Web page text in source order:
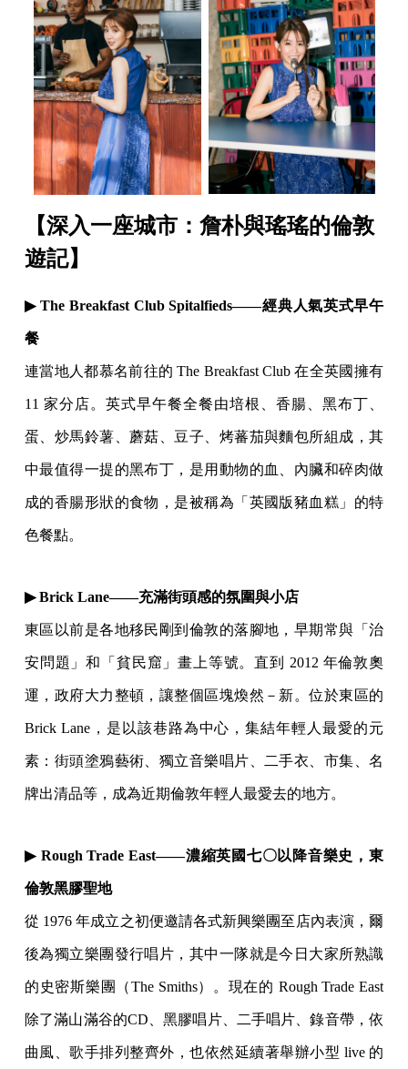
【深入一座城市：詹朴與瑤瑤的倫敦
遊記】
▶ The Breakfast Club Spitalfieds——經典人氣英式早午
餐
連當地人都慕名前往的 The Breakfast Club 在全英國擁有
11 家分店。英式早午餐全餐由培根、香腸、黑布丁、
蛋、炒馬鈴薯、蘑菇、豆子、烤蕃茄與麵包所組成，其
中最值得一提的黑布丁，是用動物的血、內臟和碎肉做
成的香腸形狀的食物，是被稱為「英國版豬血糕」的特
色餐點。
▶ Brick Lane——充滿街頭感的氛圍與小店
東區以前是各地移民剛到倫敦的落腳地，早期常與「治
安問題」和「貧民窟」畫上等號。直到 2012 年倫敦奧
運，政府大力整頓，讓整個區塊煥然－新。位於東區的
Brick Lane，是以該巷路為中心，集結年輕人最愛的元
素：街頭塗鴉藝術、獨立音樂唱片、二手衣、市集、名
牌出清品等，成為近期倫敦年輕人最愛去的地方。
▶ Rough Trade East——濃縮英國七〇以降音樂史，東
倫敦黑膠聖地
從 1976 年成立之初便邀請各式新興樂團至店內表演，爾
後為獨立樂團發行唱片，其中一隊就是今日大家所熟識
的史密斯樂團（The Smiths）。現在的 Rough Trade East
除了滿山滿谷的CD、黑膠唱片、二手唱片、錄音帶，依
曲風、歌手排列整齊外，也依然延續著舉辦小型 live 的